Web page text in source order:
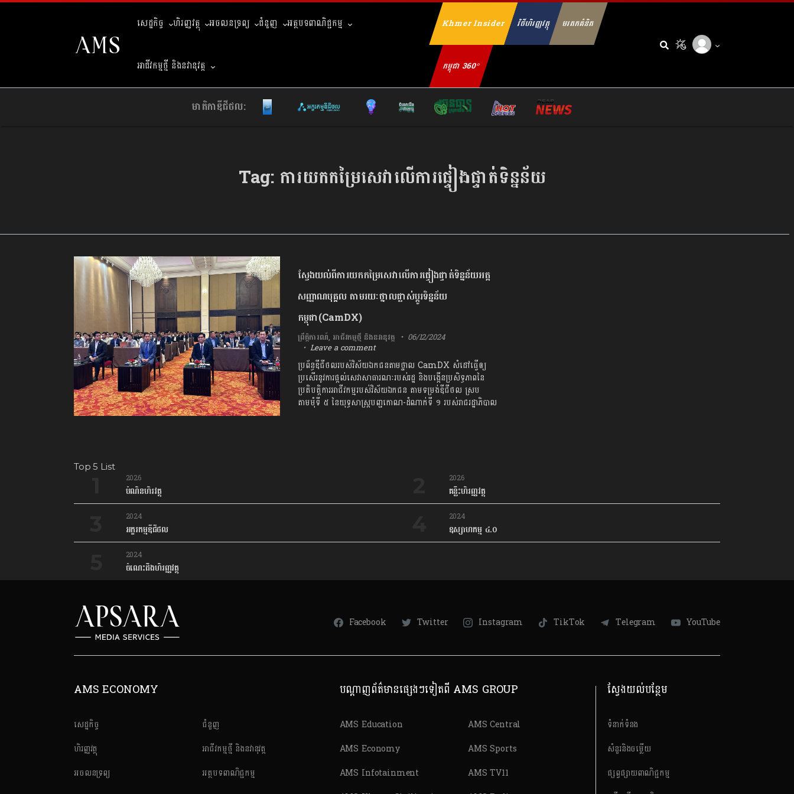
សេដ្ឋកិច្ច ហិរញ្ញវត្ថុ អចលនទ្រព្យ ជំនួញ អត្ថបទពាណិជ្ជកម្ម
អាជីវកម្មថ្មី និងនវានុវត្ត
Khmer Insider វិថីហិរញ្ញវត្ថុ មរតកគំនិត
កម្ពុជា 360°
មាតិកាឌីជីថល:
Tag: ការយកកម្រៃសេវាលើការផ្ទៀងផ្ទាត់ទិន្នន័យ
ស្វែងយល់ពីការយកកម្រៃសេវាលើការផ្ទៀងផ្ទាត់ទិន្នន័យអត្ត
សញ្ញាណបុគ្គល តាមរយៈថ្នាលផ្លាស់ប្តូរទិន្នន័យ
កម្ពុជា(CamDX)
ព្រឹត្តិការណ៍, អាជីវកម្មថ្មី និងនវានុវត្ត 06/12/2024
Leave a comment
ប្រព័ន្ធឌីជីថលរបស់វិស័យឯកជនតាមថ្នាល CamDX សំដៅធ្វើឲ្យ
ប្រសើរនូវការផ្តល់សេវាសាធារណៈរបស់រដ្ឋ និងបង្កើនប្រសិទ្ធភាពនៃ
ប្រតិបត្តិការអាជីវកម្មរបស់វិស័យឯកជន តាមទម្រង់ឌីជីថល ស្រប
តាមមុំទី ៥ នៃយុទ្ធសាស្ត្របញ្ជកោណ-ដំណាក់ទី ១ របស់រាជរដ្ឋាភិបាល
Top 5 List
2026
បំណិនហិរវត្ថុ
2026
គន្លឹះហិរញ្ញវត្ថុ
2024
អក្ខរកម្មឌីជីថល
2024
ឧស្សាហកម្ម ៤.០
2024
ចំណេះដឹងហិរញ្ញវត្ថុ
Facebook Twitter Instagram TikTok Telegram YouTube
AMS ECONOMY
សេដ្ឋកិច្ច
ហិរញ្ញវត្ថុ
អចលនទ្រព្យ
ជំនួញ
អាជីវកម្មថ្មី និងនវានុវត្ត
អត្ថបទពាណិជ្ជកម្ម
បណ្តាញព័ត៌មានផ្សេងៗទៀតពី AMS GROUP
AMS Education
AMS Economy
AMS Infotainment
AMS Central
AMS Sports
AMS TV11
ស្វែងយល់បន្ថែម
ទំនាក់ទំនង
សំនួរនិងចម្លើយ
ផ្សព្វផ្សាយពាណិជ្ជកម្ម